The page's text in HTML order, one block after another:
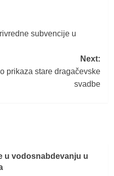
subvencije u
Next:
prikaza stare dragačevske
svadbe
u vodosnabdevanju u